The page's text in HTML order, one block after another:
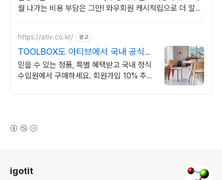
월 나가는 비용 부담은 그만! 와우회원 캐시적립으로 더 알뜰
https://ativ.co.kr/ 광고
TOOLBOX도 아티브에서 국내 공식수
입원
믿을 수 있는 정품, 특별 혜택받고 국내 정식
수입원에서 구매하세요. 회원가입 10% 추가
igotit